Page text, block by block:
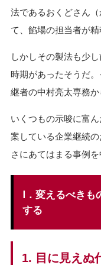
法であるおくどさん
て、餡場の担当者が精
しかしその製法も少
時期があったそうだ
継者の中村亮太専務か
いくつもの示唆に富
案している企業継続
さにあてはまる事例
Ⅰ．変えるべき
する
1. 目に見えぬ